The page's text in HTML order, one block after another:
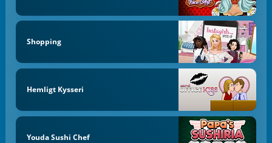
Shopping
Hemligt Kysseri
Youda Sushi Chef